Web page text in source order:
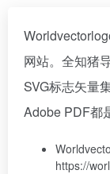
网站。全知猪
SVG标志矢量
Adobe PDF都
https://